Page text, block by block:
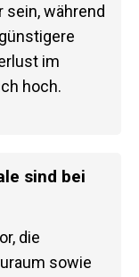
während
im
hoch.
sind bei
die
sowie